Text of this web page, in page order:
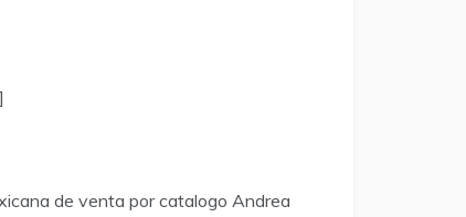
de venta por catalogo Andrea